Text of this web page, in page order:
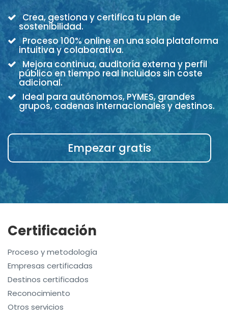
Crea, gestiona y certifica tu plan de
sostenibilidad.
Proceso 100% online en una sola plataforma
intuitiva y colaborativa.
Mejora continua, auditoría externa y perfil
público en tiempo real incluidos sin coste
adicional.
Ideal para autónomos, PYMES, grandes
grupos, cadenas internacionales y destinos.
Empezar gratis
Certificación
Proceso y metodología
Empresas certificadas
Destinos certificados
Reconocimiento
Otros servicios